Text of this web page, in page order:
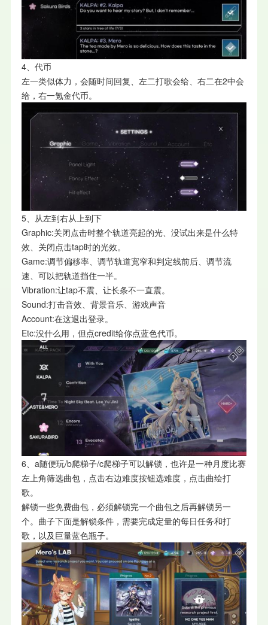
4、代币
左一类似体力，会随时间回复、左二打歌会给、右二在2中会
给，右一氪金代币。
5、从左到右从上到下
Graphic:关闭点击时整个轨道亮起的光、没试出来是什么特
效、关闭点击tap时的光效。
Game:调节偏移率、调节轨道宽窄和判定线前后、调节流
速、可以把轨道挡住一半。
Vibration:让tap不震、让长条不一直震。
Sound:打击音效、背景音乐、游戏声音
Account:在这退出登录。
Etc:没什么用，但点credit给你点蓝色代币。
6、a随便玩/b爬梯子/c爬梯子可以解锁，也许是一种月度比赛
左上角筛选曲包，点击右边难度按钮选难度，点击曲绘打
歌。
解锁一些免费曲包，必须解锁完一个曲包之后再解锁另一
个。曲子下面是解锁条件，需要完成定量的每日任务和打
歌，以及巨量蓝色瓶子。